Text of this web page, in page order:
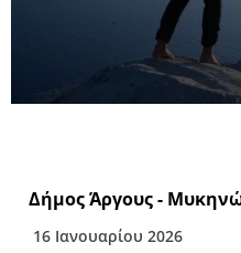
Δήμος Άργους -
16 Ιανουαρίου 2026